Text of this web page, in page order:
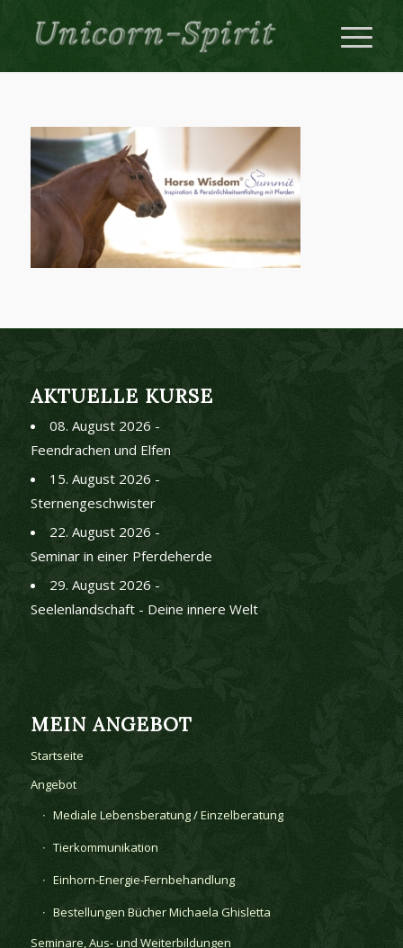
AKTUELLE KURSE
08. August 2026 -
Feendrachen und Elfen
15. August 2026 -
Sternengeschwister
22. August 2026 -
Seminar in einer Pferdeherde
29. August 2026 -
Seelenlandschaft - Deine innere Welt
MEIN ANGEBOT
Startseite
Angebot
Mediale Lebensberatung / Einzelberatung
Tierkommunikation
Einhorn-Energie-Fernbehandlung
Bestellungen Bücher Michaela Ghisletta
Seminare, Aus- und Weiterbildungen